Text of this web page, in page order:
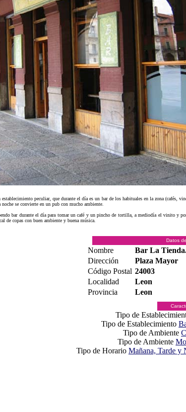
establecimiento peculiar, que durante el día es un bar de los habituales en la zona (cafés,
noche se convierte en un pub con mucho ambiente.
bar durante el día para tomar un café y un pincho de tortilla, a mediodía el vinito y
de copas con buen ambiente y buena música.
Datos
Nombre
Bar La
Dirección
Plaza Mayor
Código Postal 24003
Localidad
Leon
Provincia
Leon
Tipo de
Tipo de Establecimiento
Tipo de Ambiente
Tipo de Ambiente
Tipo de Horario Mañana, Tarde y